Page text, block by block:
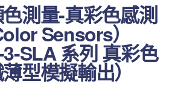
測量-真彩色感測
Sensors）
SLA 系列 真彩色
型模擬輸出）